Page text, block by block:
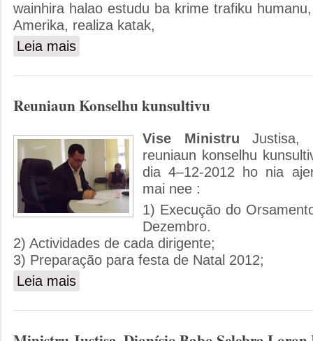
wainhira halao estudu ba krime trafiku
Amerika, realiza katak,
Leia mais
Reuniaun Konselhu kunsultivu
Vise MinistruJustisa,
reuniaun konselhu
dia 4–12-2012 ho nia
mai nee :
1) Execução do
Dezembro.
2) Actividades de cada dirigente;
3) Preparação para festa de Natal 2012;
Leia mais